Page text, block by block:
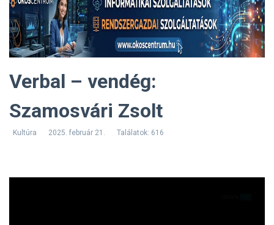
Verbal – vendég:
Szamosvári Zsolt
Kultúra 2025. február 21. Találatok: 616